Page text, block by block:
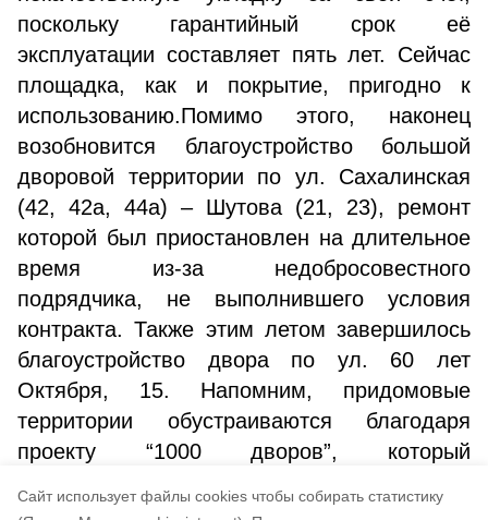
Cайт использует файлы cookies чтобы собирать статистику
поскольку гарантийный срок её
эксплуатации составляет пять лет. Сейчас
площадка, как и покрытие, пригодно к
использованию.Помимо этого, наконец
возобновится благоустройство большой
дворовой территории по ул. Сахалинская
(42, 42а, 44а) – Шутова (21, 23), ремонт
которой был приостановлен на длительное
время из-за недобросовестного
подрядчика, не выполнившего условия
контракта. Также этим летом завершилось
благоустройство двора по ул. 60 лет
Октября, 15. Напомним, придомовые
территории обустраиваются благодаря
проекту “1000 дворов”, который
поручению Президента В. Путина.